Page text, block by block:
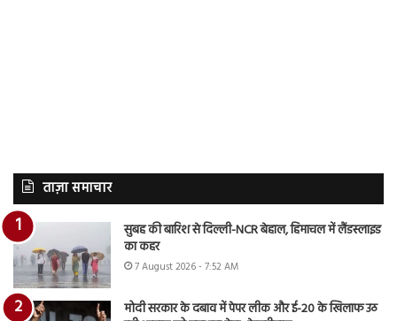
ताज़ा समाचार
सुबह की बारिश से दिल्ली-NCR बेहाल, हिमाचल में लैंडस्लाइड
का कहर
7 August 2026 - 7:52 AM
मोदी सरकार के दबाव में पेपर लीक और ई-20 के खिलाफ उठ